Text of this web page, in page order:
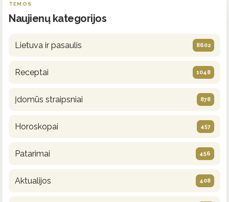
TEMOS
Naujienų kategorijos
Lietuva ir pasaulis 8602
Receptai 1048
Įdomūs straipsniai 878
Horoskopai 457
Patarimai 456
Aktualijos 408